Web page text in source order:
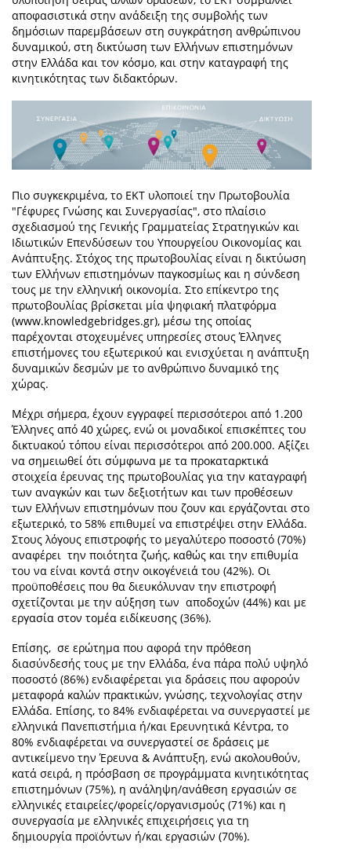
αποφασιστικά στην ανάδειξη της συμβολής των
δημόσιων παρεμβάσεων στη συγκράτηση ανθρώπινου
δυναμικού, στη δικτύωση των Ελλήνων επιστημόνων
στην Ελλάδα και τον κόσμο, και στην καταγραφή της
κινητικότητας των διδακτόρων.
Πιο συγκεκριμένα, το ΕΚΤ υλοποιεί την Πρωτοβουλία
"Γέφυρες Γνώσης και Συνεργασίας", στο πλαίσιο
σχεδιασμού της Γενικής Γραμματείας Στρατηγικών και
Ιδιωτικών Επενδύσεων του Υπουργείου Οικονομίας και
Ανάπτυξης. Στόχος της πρωτοβουλίας είναι η δικτύωση
των Ελλήνων επιστημόνων παγκοσμίως και η σύνδεση
τους με την ελληνική οικονομία. Στο επίκεντρο της
πρωτοβουλίας βρίσκεται μία ψηφιακή πλατφόρμα
(www.knowledgebridges.gr), μέσω της οποίας
παρέχονται στοχευμένες υπηρεσίες στους Έλληνες
επιστήμονες του εξωτερικού και ενισχύεται η ανάπτυξη
δυναμικών δεσμών με το ανθρώπινο δυναμικό της
χώρας.
Μέχρι σήμερα, έχουν εγγραφεί περισσότεροι από 1.200
Έλληνες από 40 χώρες, ενώ οι μοναδικοί επισκέπτες του
δικτυακού τόπου είναι περισσότεροι από 200.000. Αξίζει
να σημειωθεί ότι σύμφωνα με τα προκαταρκτικά
στοιχεία έρευνας της πρωτοβουλίας για την καταγραφή
των αναγκών και των δεξιοτήτων και των προθέσεων
των Ελλήνων επιστημόνων που ζουν και εργάζονται στο
εξωτερικό, το 58% επιθυμεί να επιστρέψει στην Ελλάδα.
Στους λόγους επιστροφής το μεγαλύτερο ποσοστό (70%)
αναφέρει την ποιότητα ζωής, καθώς και την επιθυμία
του να είναι κοντά στην οικογένειά του (42%). Οι
προϋποθέσεις που θα διευκόλυναν την επιστροφή
σχετίζονται με την αύξηση των αποδοχών (44%) και με
εργασία στον τομέα ειδίκευσης (36%).
Επίσης, σε ερώτημα που αφορά την πρόθεση
διασύνδεσής τους με την Ελλάδα, ένα πάρα πολύ υψηλό
ποσοστό (86%) ενδιαφέρεται για δράσεις που αφορούν
μεταφορά καλών πρακτικών, γνώσης, τεχνολογίας στην
Ελλάδα. Επίσης, το 84% ενδιαφέρεται να συνεργαστεί με
ελληνικά Πανεπιστήμια ή/και Ερευνητικά Κέντρα, το
80% ενδιαφέρεται να συνεργαστεί σε δράσεις με
αντικείμενο την Έρευνα & Ανάπτυξη, ενώ ακολουθούν,
κατά σειρά, η πρόσβαση σε προγράμματα κινητικότητας
επιστημόνων (75%), η ανάληψη/ανάθεση εργασιών σε
ελληνικές εταιρείες/φορείς/οργανισμούς (71%) και η
συνεργασία με ελληνικές επιχειρήσεις για τη
δημιουργία προϊόντων ή/και εργασιών (70%).